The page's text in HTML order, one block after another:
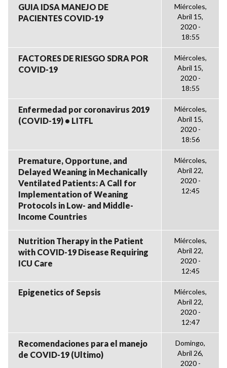
GUIA IDSA MANEJO DE
PACIENTES COVID-19
Miércoles,
Abril 15,
2020 -
18:55
FACTORES DE RIESGO SDRA POR
COVID-19
Miércoles,
Abril 15,
2020 -
18:55
Enfermedad por coronavirus 2019
(COVID-19) • LITFL
Miércoles,
Abril 15,
2020 -
18:56
Premature, Opportune, and
Delayed Weaning in Mechanically
Ventilated Patients: A Call for
Implementation of Weaning
Protocols in Low- and Middle-
Income Countries
Miércoles,
Abril 22,
2020 -
12:45
Nutrition Therapy in the Patient
with COVID-19 Disease Requiring
ICU Care
Miércoles,
Abril 22,
2020 -
12:45
Epigenetics of Sepsis
Miércoles,
Abril 22,
2020 -
12:47
Recomendaciones para el manejo
de COVID-19 (Ultimo)
Domingo,
Abril 26,
2020 -